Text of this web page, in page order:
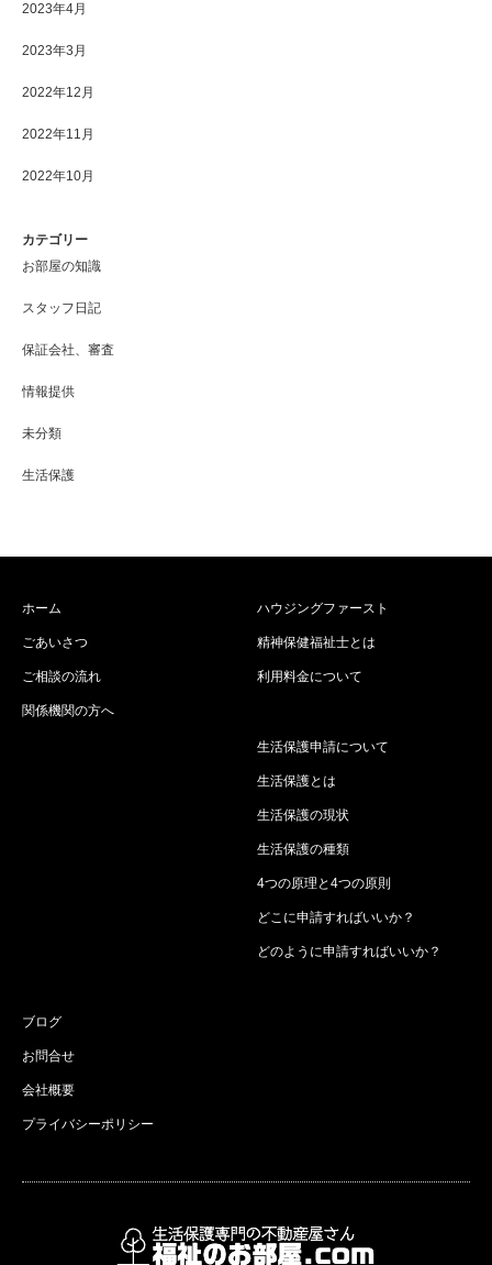
2023年4月
2023年3月
2022年12月
2022年11月
2022年10月
カテゴリー
お部屋の知識
スタッフ日記
保証会社、審査
情報提供
未分類
生活保護
ホーム
ごあいさつ
ご相談の流れ
関係機関の方へ
ハウジングファースト
精神保健福祉士とは
利用料金について
生活保護申請について
生活保護とは
生活保護の現状
生活保護の種類
4つの原理と4つの原則
どこに申請すればいいか？
どのように申請すればいいか？
ブログ
お問合せ
会社概要
プライバシーポリシー